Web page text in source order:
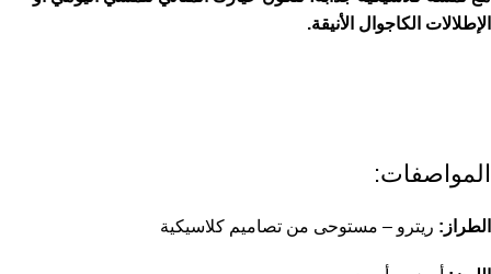
الإطلالات الكاجوال الأنيقة.
المواصفات:
الطراز: ريترو – مستوحى من تصاميم كلاسيكية